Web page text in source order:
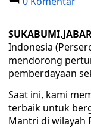
Indonesia
mendorong
pemberdayaan
Saat ini, kami
terbaik untuk
Mantri di wilayah